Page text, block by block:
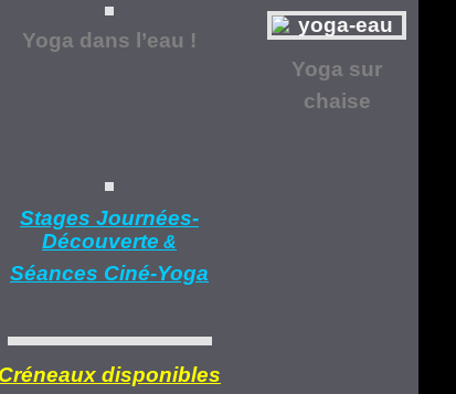
Yoga dans l’eau !
Yoga sur
chaise
Stages Journées-
Découverte &
Séances Ciné-Yoga
disponibles